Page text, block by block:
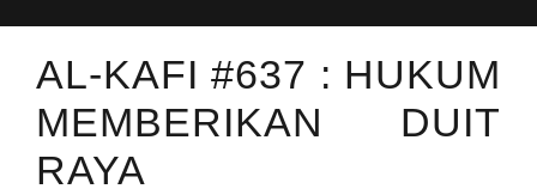
AL-KAFI #637 : HUKUM
MEMBERIKAN DUIT
RAYA